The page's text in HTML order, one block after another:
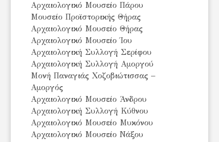
Αρχαιολογικό Μουσείο Πάρου
Μουσείο Προϊστορικής Θήρας
Αρχαιολογικό Μουσείο Θήρας
Αρχαιολογικό Μουσείο Ίου
Αρχαιολογική Συλλογή Σερίφου
Αρχαιολογική Συλλογή Αμοργού
Μονή Παναγιάς Χοζοβιώτισσας –
Αμοργός
Αρχαιολογικό Μουσείο Άνδρου
Αρχαιολογική Συλλογή Κύθνου
Αρχαιολογικό Μουσείο Μυκόνου
Αρχαιολογικό Μουσείο Νάξου